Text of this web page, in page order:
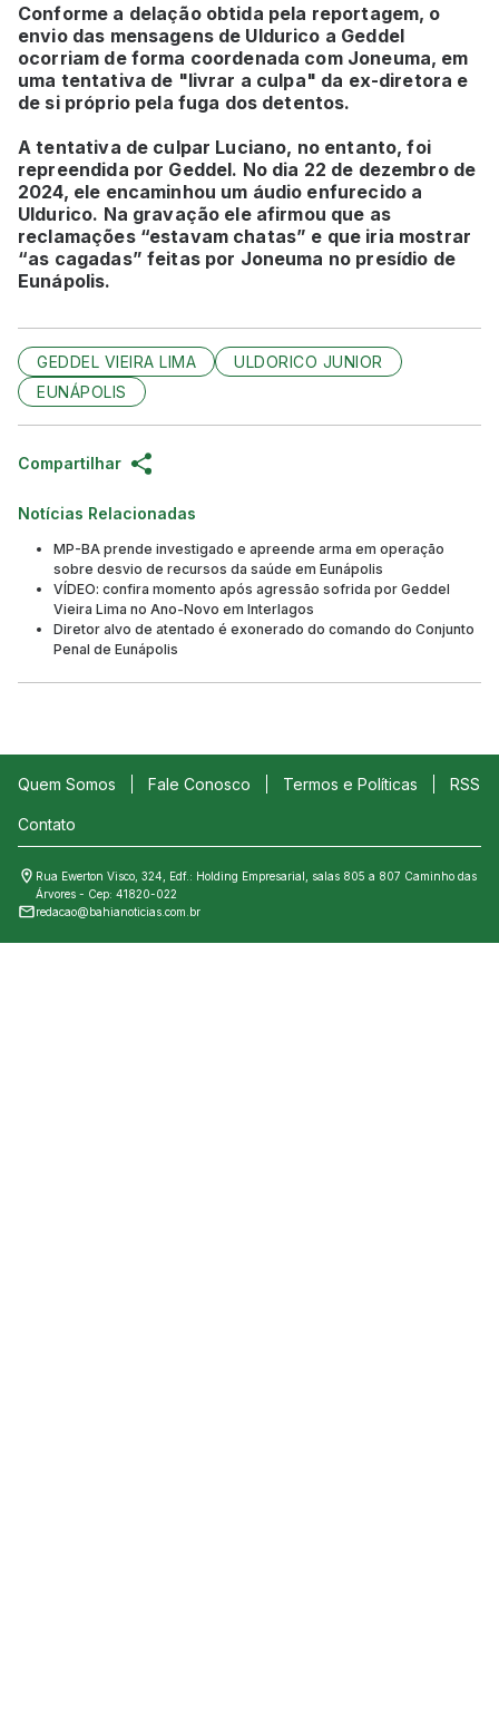
Conforme a delação obtida pela reportagem, o
envio das mensagens de Uldurico a Geddel
ocorriam de forma coordenada com Joneuma, em
uma tentativa de "livrar a culpa" da ex-diretora e
de si próprio pela fuga dos detentos.
A tentativa de culpar Luciano, no entanto, foi
repreendida por Geddel. No dia 22 de dezembro de
2024, ele encaminhou um áudio enfurecido a
Uldurico. Na gravação ele afirmou que as
reclamações “estavam chatas” e que iria mostrar
“as cagadas” feitas por Joneuma no presídio de
Eunápolis.
GEDDEL VIEIRA LIMA
ULDORICO JUNIOR
EUNÁPOLIS
Compartilhar
Notícias Relacionadas
MP-BA prende investigado e apreende arma em operação
sobre desvio de recursos da saúde em Eunápolis
VÍDEO: confira momento após agressão sofrida por Geddel
Vieira Lima no Ano-Novo em Interlagos
Diretor alvo de atentado é exonerado do comando do Conjunto
Penal de Eunápolis
Quem Somos Fale Conosco Termos e Políticas RSS
Contato
Rua Ewerton Visco, 324, Edf.: Holding Empresarial, salas 805 a 807 Caminho das
Árvores - Cep: 41820-022
redacao@bahianoticias.com.br